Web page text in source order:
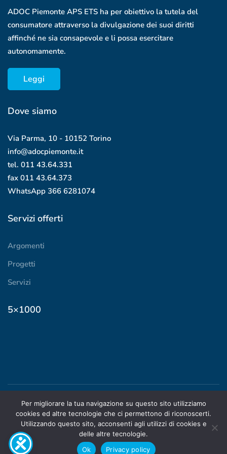
ADOC Piemonte APS ETS ha per obiettivo la tutela del
consumatore attraverso la divulgazione dei suoi diritti
affinché ne sia consapevole e li possa esercitare
autonomamente.
Leggi
Dove siamo
Via Parma, 10 - 10152 Torino
info@adocpiemonte.it
tel. 011 43.64.331
fax 011 43.64.373
WhatsApp 366 6281074
Servizi offerti
Argomenti
Progetti
Servizi
5×1000
© 2024 ADOC Piemonte |
STATUTO| PRIVACY|
TRASPARENZA
Per migliorare la tua navigazione su questo sito utilizziamo
cookies ed altre tecnologie che ci permettono di riconoscerti.
Utilizzando questo sito, acconsenti agli utilizzi di cookies e
delle altre tecnologie.
Ok
Privacy policy